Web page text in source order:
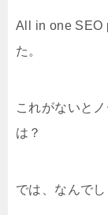
All in one SEO
た。
これがないと
は？
では、なんでし